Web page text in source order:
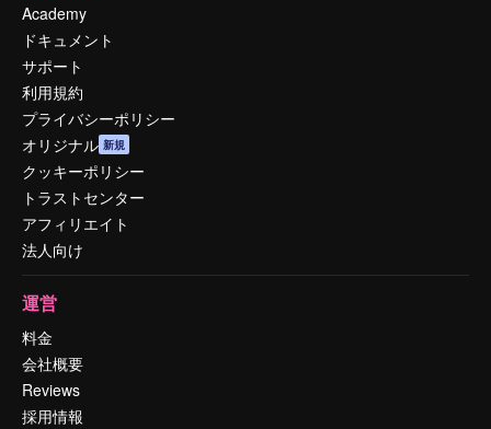
Academy
ドキュメント
サポート
利用規約
プライバシーポリシー
オリジナル 新規
クッキーポリシー
トラストセンター
アフィリエイト
法人向け
運営
料金
会社概要
Reviews
採用情報